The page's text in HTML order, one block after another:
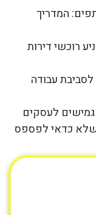
המדריך
רוכשי דירות
עבודה
לעסקים